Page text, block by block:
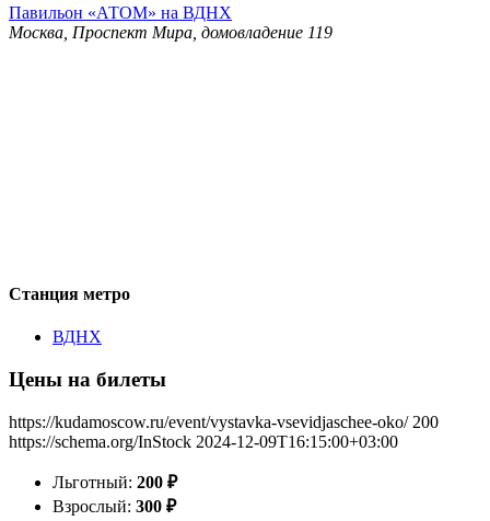
Павильон «АТОМ» на ВДНХ
Москва, Проспект Мира, домовладение 119
Станция метро
ВДНХ
Цены на билеты
https://kudamoscow.ru/event/vystavka-vsevidjaschee-oko/ 200
https://schema.org/InStock 2024-12-09T16:15:00+03:00
Льготный: 200 ₽
Взрослый: 300 ₽